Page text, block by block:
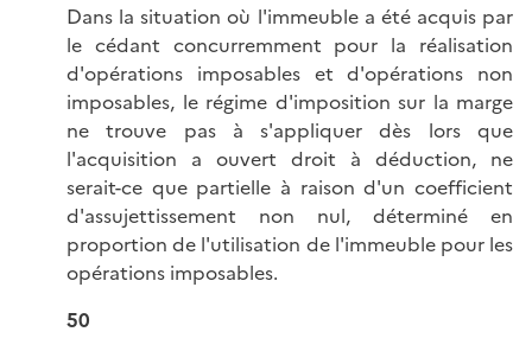
Dans la situation où l'immeuble a été acquis par
le cédant concurremment pour la réalisation
d'opérations imposables et d'opérations non
imposables, le régime d'imposition sur la marge
ne trouve pas à s'appliquer dès lors que
l'acquisition a ouvert droit à déduction, ne
serait-ce que partielle à raison d'un coefficient
d'assujettissement non nul, déterminé en
proportion de l'utilisation de l'immeuble pour les
opérations imposables.
50